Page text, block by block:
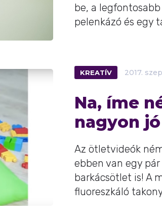
be, a
pelenkázó és egy
KREATÍV 2017.
Na, íme
nagyon
Az ötletvideók
ebben van egy
barkácsötlet is! A
fluoreszkáló